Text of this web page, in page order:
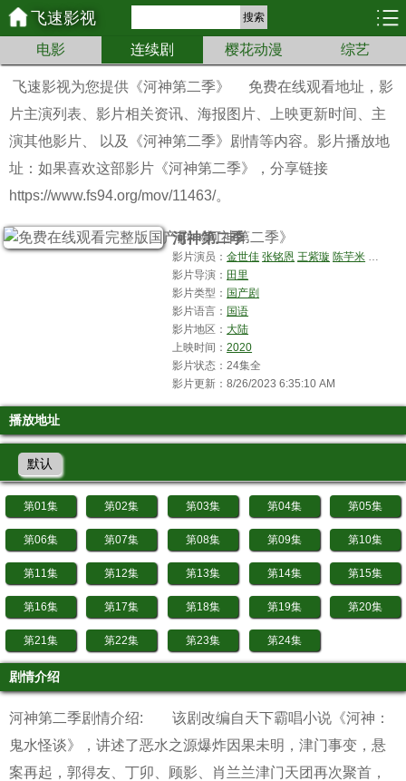
飞速影视 搜索
电影 连续剧 樱花动漫 综艺
飞速影视为您提供 《河神第二季》
免费在线观看地址，影
片主演列表、影片相关资讯、海报图片、上映更新时间、主
演其他影片、 以及《河神第二季》剧情等内容。影片播放地
址：如果喜欢这部影片《河神第二季》，分享链接
https://www.fs94.org/mov/11463/。
河神第二季
影片演员：金世佳 张铭恩 王紫璇 陈芋米 裴魁山
影片导演： 田里
影片类型： 国产剧
影片语言： 国语
影片地区： 大陆
上映时间：2020
影片状态：24集全
影片更新：8/26/2023 6:35:10 AM
播放地址
默认
第01集 第02集 第03集 第04集 第05集
第06集 第07集 第08集 第09集 第10集
第11集 第12集 第13集 第14集 第15集
第16集 第17集 第18集 第19集 第20集
第21集 第22集 第23集 第24集
剧情介绍
河神第二季剧情介绍: 该剧改编自天下霸唱小说《河神：
鬼水怪谈》，讲述了恶水之源爆炸因果未明，津门事变，悬
案再起，郭得友、丁卯、顾影、肖兰兰津门天团再次聚首，